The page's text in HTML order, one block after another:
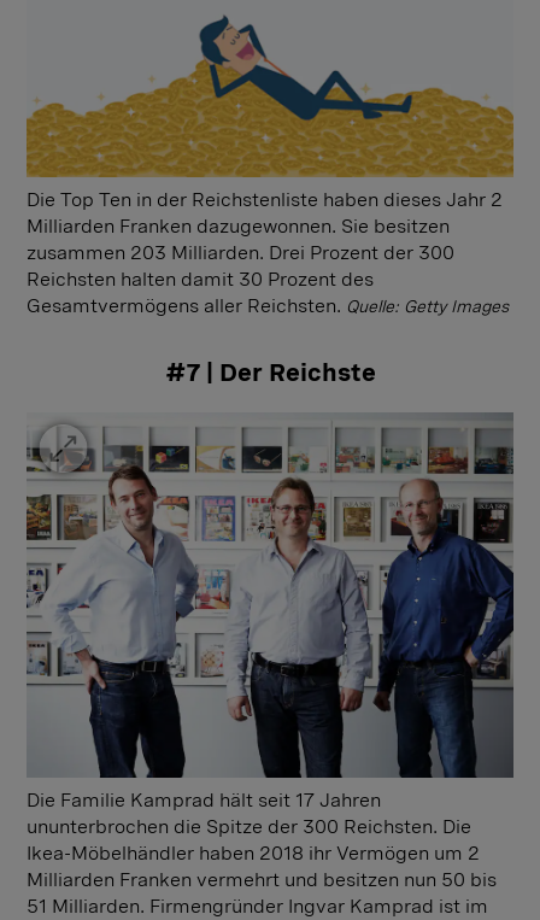
Die Top Ten in der Reichstenliste haben dieses Jahr 2
Milliarden Franken dazugewonnen. Sie besitzen
zusammen 203 Milliarden. Drei Prozent der 300
Reichsten halten damit 30 Prozent des
Gesamtvermögens aller Reichsten. Quelle: Getty Images
#7 | Der Reichste
Die Familie Kamprad hält seit 17 Jahren
ununterbrochen die Spitze der 300 Reichsten. Die
Ikea-Möbelhändler haben 2018 ihr Vermögen um 2
Milliarden Franken vermehrt und besitzen nun 50 bis
51 Milliarden. Firmengründer Ingvar Kamprad ist im